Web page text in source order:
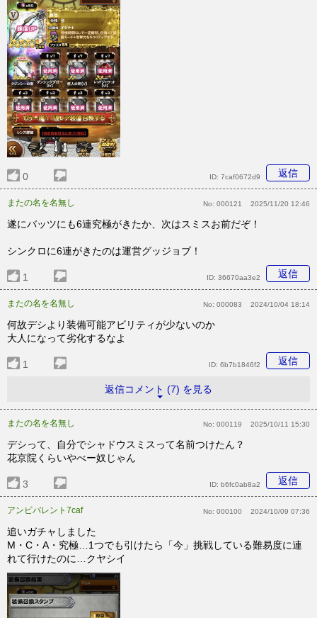
0 返信
ID: 7caf0672d9
またの名を名無し No: 000121 2025/11/20 12:46
遂にバッツにも6連究極がきたか、次はスミスお前だぞ！
シンクロに6連がきたのは運営グッジョブ！
1 返信
ID: 36670aa3e2
またの名を名無し No: 000083 2024/10/04 18:14
何故デシより装備可能アビリティが少ないのか
大人になって劣化するなよ
1 返信
ID: 6b7b1846f2
返信コメント (7) を見る
またの名を名無し No: 000119 2025/10/11 15:30
デシって、自分でシャドウスミスって名前つけたん？
花京院くらいやべー奴じゃん
3 返信
ID: b6fc0ab8a2
アンビバレント7caf No: 000100 2024/10/09 07:36
追いガチャしました
M・C・A・究極…1つでも引けたら「今」挑戦している難易度に連
れて行けたのに…クヤシイ